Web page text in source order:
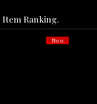
Item Ranking.
No.9